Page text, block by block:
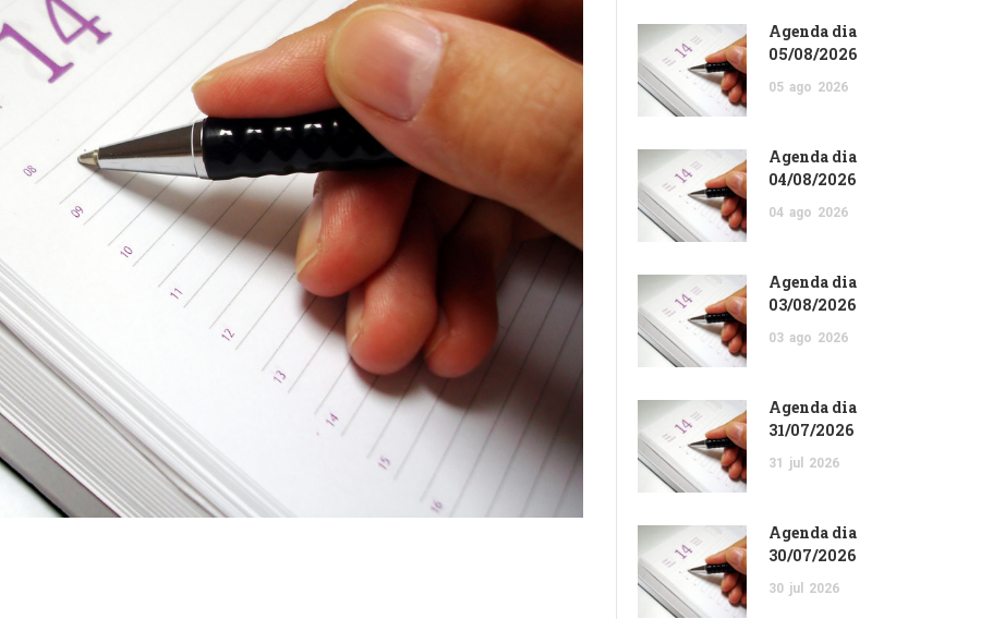
Agenda dia
05/08/2026
05 ago 2026
Agenda dia
04/08/2026
04 ago 2026
Agenda dia
03/08/2026
03 ago 2026
Agenda dia
31/07/2026
31 jul 2026
Agenda dia
30/07/2026
30 jul 2026